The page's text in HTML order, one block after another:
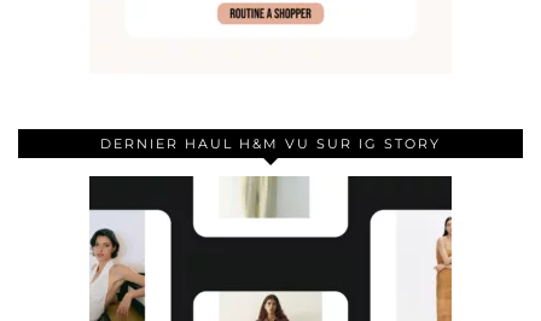
DERNIER HAUL H&M VU SUR IG STORY